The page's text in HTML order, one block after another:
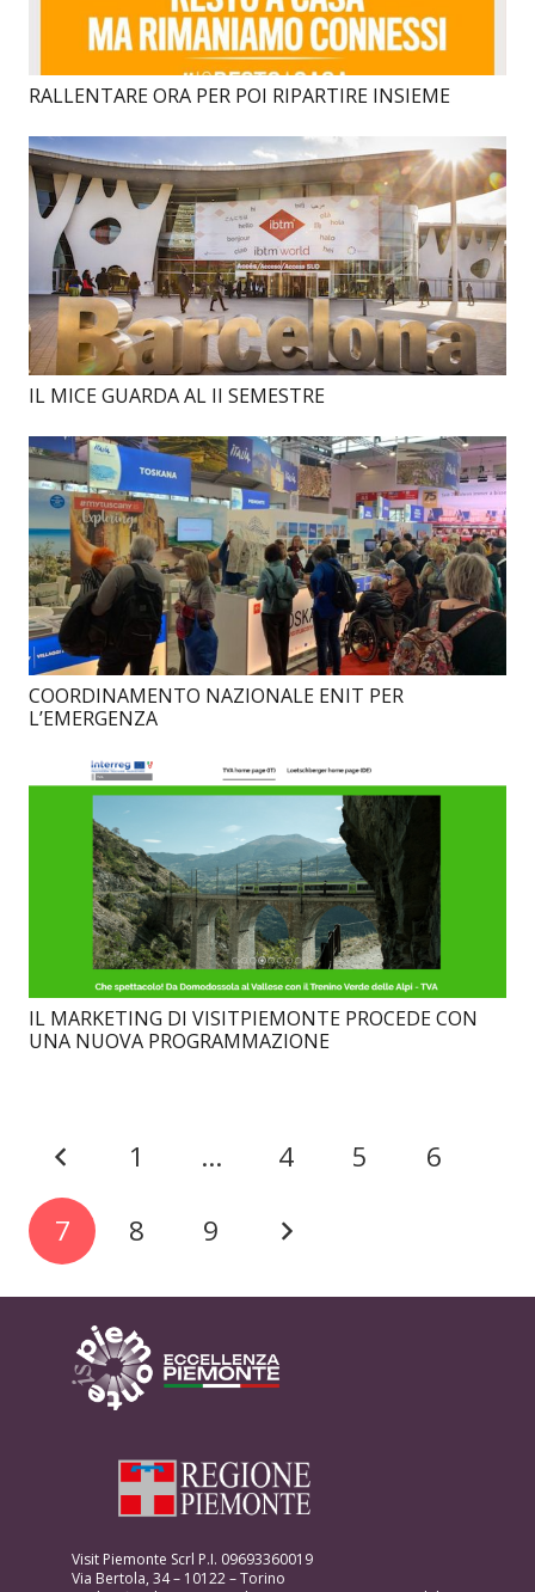
RALLENTARE ORA PER POI RIPARTIRE INSIEME
IL MICE GUARDA AL II SEMESTRE
COORDINAMENTO NAZIONALE ENIT PER
L’EMERGENZA
IL MARKETING DI VISITPIEMONTE PROCEDE CON
UNA NUOVA PROGRAMMAZIONE
1 … 4 5 6
7 8 9
Visit Piemonte Scrl P.I. 09693360019
Via Bertola, 34 – 10122 – Torino